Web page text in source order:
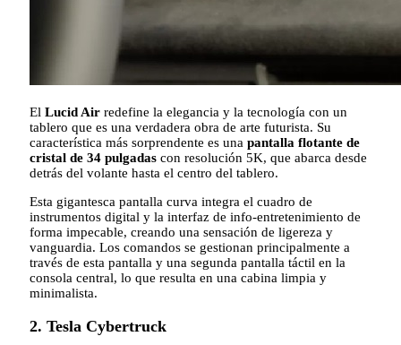
El Lucid Air redefine la elegancia y la tecnología con un
tablero que es una verdadera obra de arte futurista. Su
característica más sorprendente es una pantalla flotante de
cristal de 34 pulgadas con resolución 5K, que abarca desde
detrás del volante hasta el centro del tablero.
Esta gigantesca pantalla curva integra el cuadro de
instrumentos digital y la interfaz de info-entretenimiento de
forma impecable, creando una sensación de ligereza y
vanguardia. Los comandos se gestionan principalmente a
través de esta pantalla y una segunda pantalla táctil en la
consola central, lo que resulta en una cabina limpia y
minimalista.
2. Tesla Cybertruck